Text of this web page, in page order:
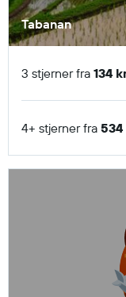
Tabanan
3 stjerner fra 134
4+ stjerner fra